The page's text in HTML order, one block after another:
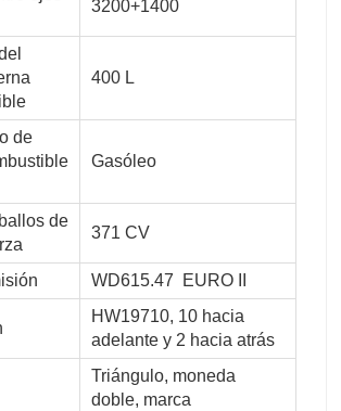
3200+1400
400 L
de
Gasóleo
de
371 CV
WD615.47 EURO II
HW19710, 10 hacia
adelante y 2 hacia atrás
Triángulo, moneda
doble, marca